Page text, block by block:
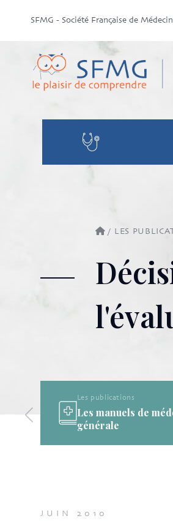
SFMG - Société Française de
/ LES
Les publications de la
SFMG
JUIN 2010